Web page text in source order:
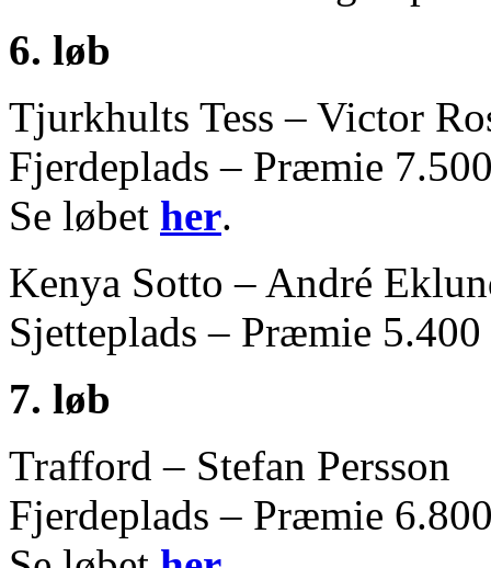
6. løb
Tjurkhults Tess – Victor
Fjerdeplads – Præmie
Se løbet her.
Kenya Sotto – André
Sjetteplads – Præmie
7. løb
Trafford – Stefan Persson
Fjerdeplads – Præmie